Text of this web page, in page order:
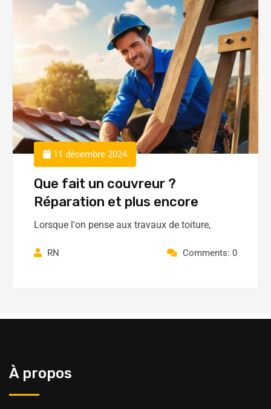
11 décembre 2024
Que fait un couvreur ?
Réparation et plus encore
Lorsque l'on pense aux travaux de toiture,
RN Comments: 0
À propos